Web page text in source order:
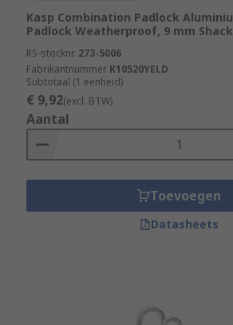
Kasp Combination Padlock
Padlock Weatherproof, 9 mm
RS-stocknr. 273-5006
Fabrikantnummer K10520YELD
Subtotaal (1 eenheid)
€ 9,92(excl. BTW)
Aantal
Toevoegen
Datasheets